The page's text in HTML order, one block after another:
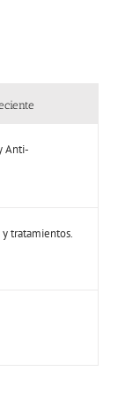
Anti-
y tratamientos.